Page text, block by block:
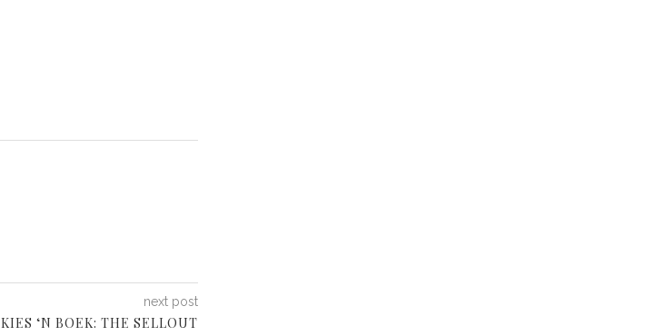
next post
KIES ‘N BOEK: THE SELLOUT